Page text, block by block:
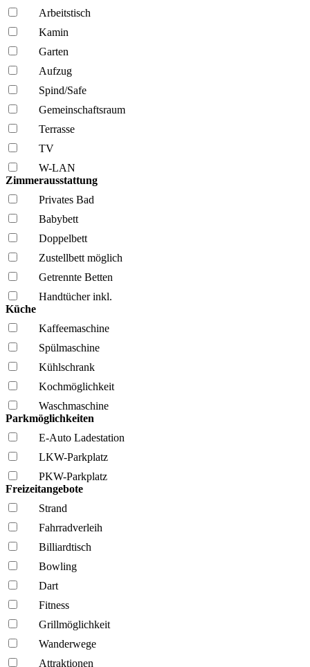
Arbeitstisch
Kamin
Garten
Aufzug
Spind/Safe
Gemeinschafts­raum
Terrasse
TV
W-LAN
Zimmerausstattung
Privates Bad
Babybett
Doppelbett
Zustellbett möglich
Getrennte Betten
Handtücher inkl.
Küche
Kaffee­maschine
Spül­maschine
Kühl­schrank
Kochmöglich­keit
Wasch­maschine
Parkmöglichkeiten
E-Auto Ladestation
LKW-Parkplatz
PKW-Parkplatz
Freizeitangebote
Strand
Fahrrad­verleih
Billiardtisch
Bowling
Dart
Fitness
Grillmöglich­keit
Wanderwege
Attraktionen